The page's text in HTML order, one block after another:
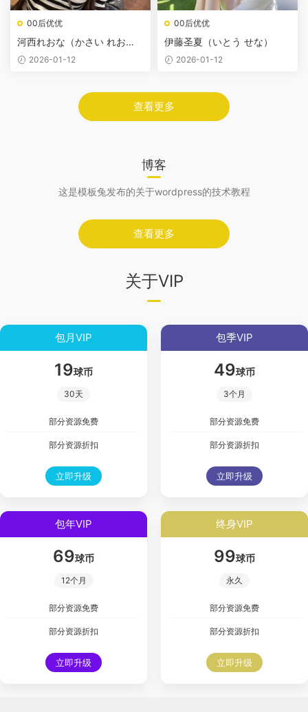
00后优优
河西れおな（かさい れお
な）2026-01-12
00后优优
伊藤圣夏（いとう せな）
2026-01-12
查看更多
博客
这是模板兔发布的关于wordpress的技术教程
查看更多
关于VIP
包月VIP
19球币
30天
部分资源免费
部分资源折扣
立即升级
包季VIP
49球币
3个月
部分资源免费
部分资源折扣
立即升级
包年VIP
69球币
12个月
部分资源免费
部分资源折扣
立即升级
终身VIP
99球币
永久
部分资源免费
部分资源折扣
立即升级